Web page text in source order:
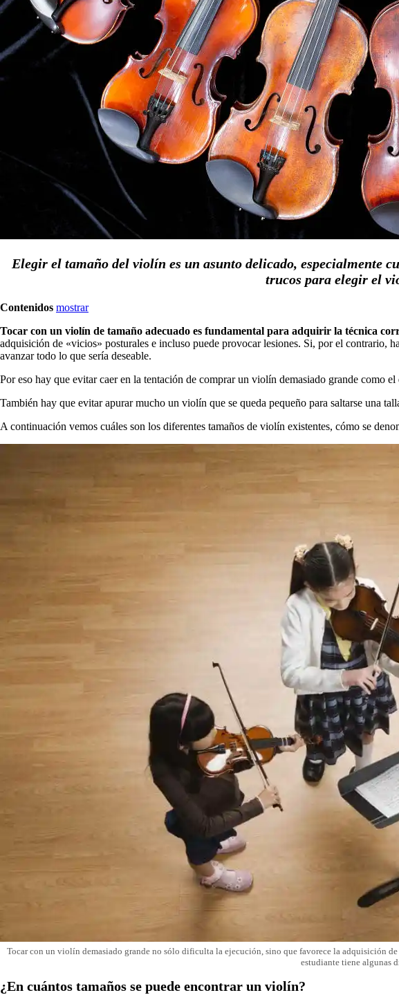
Elegir el tamaño del violín es un asunto delicado, especialmente
trucos para elegir el
Contenidos mostrar
Tocar con un violín de tamaño adecuado es fundamental para adquirir la técnica
adquisición de «vicios» posturales e incluso puede provocar lesiones. Si, por el contrario,
avanzar todo lo que sería deseable.
Por eso hay que evitar caer en la tentación de comprar un violín demasiado grande como
También hay que evitar apurar mucho un violín que se queda pequeño para saltarse una
A continuación vemos cuáles son los diferentes tamaños de violín existentes, cómo se
Tocar con un violín demasiado grande no sólo dificulta la ejecución, sino que favorece la adquisición
estudiante tiene algunas
¿En cuántos tamaños se puede encontrar un violín?